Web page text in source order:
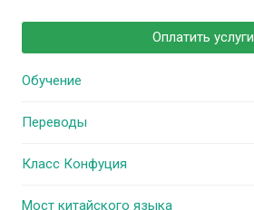
Оплатить услуги
Обучение
Переводы
Класс Конфуция
Мост китайского языка